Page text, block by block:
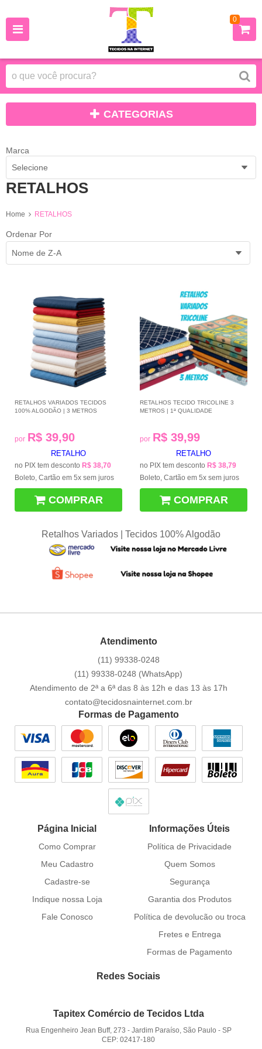
0
CATEGORIAS
Marca
Selecione
RETALHOS
Home RETALHOS
Ordenar Por
Nome de Z-A
RETALHOS VARIADOS TECIDOS
100% ALGODÃO | 3 METROS
por R$ 39,90
RETALHO
no PIX tem desconto R$ 38,70
Boleto, Cartão em 5x sem juros
COMPRAR
RETALHOS TECIDO TRICOLINE 3
METROS | 1ª QUALIDADE
por R$ 39,99
RETALHO
no PIX tem desconto R$ 38,79
Boleto, Cartão em 5x sem juros
COMPRAR
Retalhos Variados | Tecidos 100% Algodão
Atendimento
(11) 99338-0248
(11) 99338-0248 (WhatsApp)
Atendimento de 2ª a 6ª das 8 às 12h e das 13 às 17h
contato@tecidosnainternet.com.br
Formas de Pagamento
Página Inicial
Como Comprar
Meu Cadastro
Cadastre-se
Indique nossa Loja
Fale Conosco
Informações Úteis
Política de Privacidade
Quem Somos
Segurança
Garantia dos Produtos
Política de devolucão ou troca
Fretes e Entrega
Formas de Pagamento
Redes Sociais
Tapitex Comércio de Tecidos Ltda
Rua Engenheiro Jean Buff, 273 - Jardim Paraíso, São Paulo - SP
CEP: 02417-180